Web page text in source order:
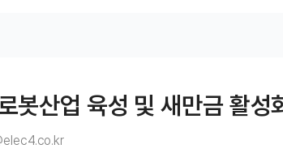
봇산업 육성 및 새만금 활성